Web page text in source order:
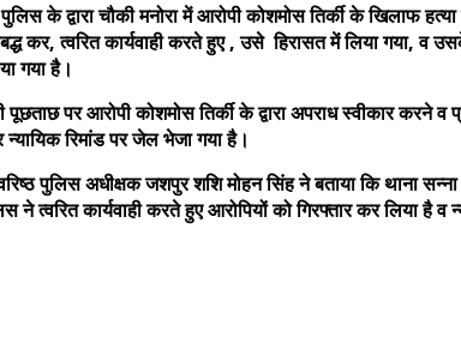
पुलिस के द्वारा चौकी मनोरा में आरोपी कोशमोस तिर्की के खिलाफ
कर, त्वरित कार्यवाही करते हुए , उसे हिरासत में लिया गया, व
गया है।
पर आरोपी कोशमोस तिर्की के द्वारा अपराध स्वीकार करने व
न्यायिक रिमांड पर जेल भेजा गया है।
पुलिस अधीक्षक जशपुर शशि मोहन सिंह ने बताया कि थाना सन्ना
ने त्वरित कार्यवाही करते हुए आरोपियों को गिरफ्तार कर लिया है व